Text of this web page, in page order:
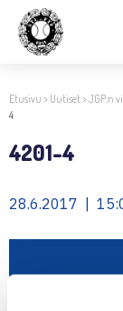
Etusivu > Uutiset>JGP:n
4
4201-4
28.6.2017 |